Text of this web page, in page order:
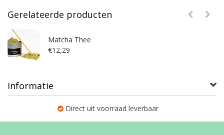
Gerelateerde producten
Matcha Thee
€12,29
Informatie
Direct uit voorraad leverbaar